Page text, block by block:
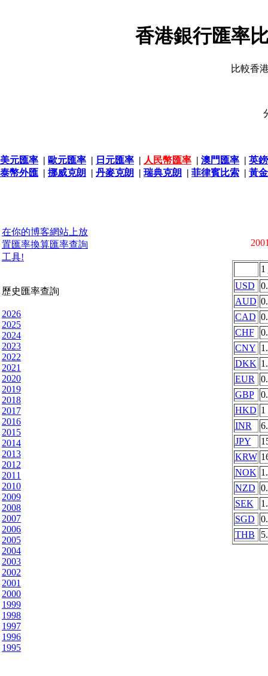
香港銀行匯率
比較香
美元匯率 | 歐元匯率 | 日元匯率 | 人民幣匯率 | 澳門匯率 | 英
泰幣外匯 | 挪威克朗 | 丹麥克朗 | 瑞典克朗 | 菲律賓比索 | 黃
在你的博客網站上放
置匯率換算匯率查詢
工具!
歷史匯率查詢
2026
2025
2024
2023
2022
2021
2020
2019
2018
2017
2016
2015
2014
2013
2012
2011
2010
2009
2008
2007
2006
2005
2004
2003
2002
2001
2000
1999
1998
1997
1996
1995
1
USD
AUD
CAD
CHF
CNY
DKK
EUR
GBP
HKD 1
INR
JPY
KRW
NOK
NZD
SEK
SGD
THB